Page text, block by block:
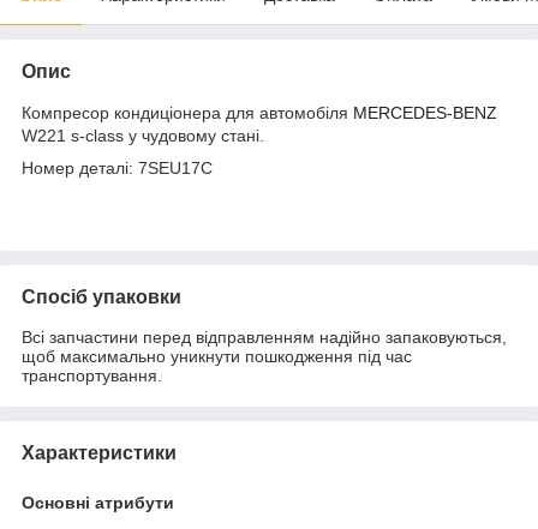
Опис
Компресор кондиціонера для автомобіля MERCEDES-BENZ
W221 s-class у чудовому стані.
Номер деталі: 7SEU17C
Спосіб упаковки
Всі запчастини перед відправленням надійно запаковуються,
щоб максимально уникнути пошкодження під час
транспортування.
Характеристики
Основні атрибути